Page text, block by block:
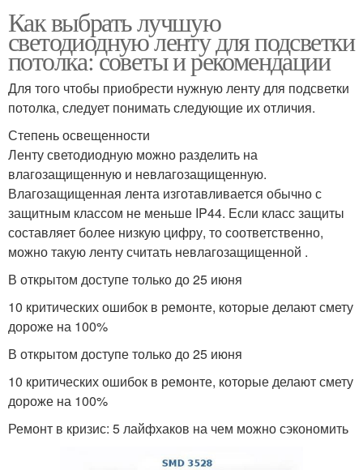
Как выбрать лучшую
светодиодную ленту для подсветки
потолка: советы и рекомендации
Для того чтобы приобрести нужную ленту для подсветки
потолка, следует понимать следующие их отличия.
Степень освещенности
Ленту светодиодную можно разделить на
влагозащищенную и невлагозащищенную.
Влагозащищенная лента изготавливается обычно с
защитным классом не меньше IP44. Если класс защиты
составляет более низкую цифру, то соответственно,
можно такую ленту считать невлагозащищенной .
В открытом доступе только до 25 июня
10 критических ошибок в ремонте, которые делают смету
дороже на 100%
В открытом доступе только до 25 июня
10 критических ошибок в ремонте, которые делают смету
дороже на 100%
Ремонт в кризис: 5 лайфхаков на чем можно сэкономить